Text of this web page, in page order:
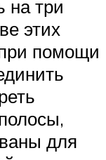
на три
этих
помощи
для